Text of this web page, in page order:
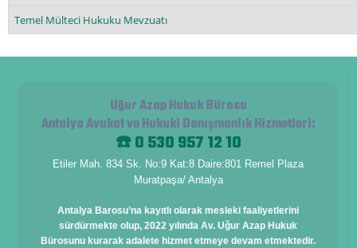
Temel Mülteci Hukuku Mevzuatı
Uğur Azap Hukuk Bürosu
Antalya Avukat ve Hukuki Danışmanlık Hizmetleri:
☎️ 0 530 957 12 10
Etiler Mah. 834 Sk. No:9 Kat:8 Daire:801 Remel Plaza
Muratpaşa/ Antalya
Antalya Barosu’na kayıtlı olarak mesleki faaliyetlerini
sürdürmekte olup, 2022 yılında Av. Uğur Azap Hukuk
Bürosunu kurarak adalete hizmet etmeye devam etmektedir.